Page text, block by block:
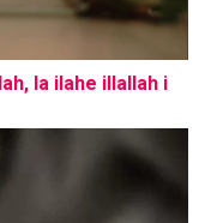
la ilahe illallah i